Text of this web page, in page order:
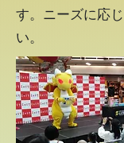
す。ニーズに応
い。